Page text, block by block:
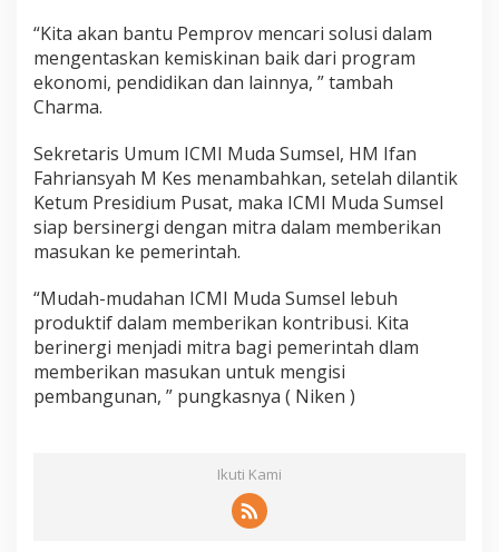
“Kita akan bantu Pemprov mencari solusi dalam
mengentaskan kemiskinan baik dari program
ekonomi, pendidikan dan lainnya, ” tambah
Charma.
Sekretaris Umum ICMI Muda Sumsel, HM Ifan
Fahriansyah M Kes menambahkan, setelah dilantik
Ketum Presidium Pusat, maka ICMI Muda Sumsel
siap bersinergi dengan mitra dalam memberikan
masukan ke pemerintah.
“Mudah-mudahan ICMI Muda Sumsel lebuh
produktif dalam memberikan kontribusi. Kita
berinergi menjadi mitra bagi pemerintah dlam
memberikan masukan untuk mengisi
pembangunan, ” pungkasnya ( Niken )
Ikuti Kami